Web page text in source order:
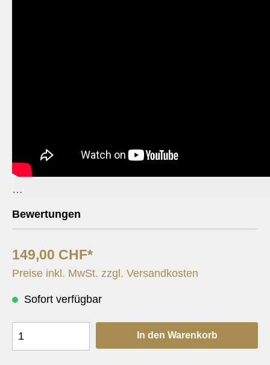
Bewertungen
149,00 CHF*
Preise inkl. MwSt. zzgl. Versandkosten
Sofort verfügbar
In den Warenkorb